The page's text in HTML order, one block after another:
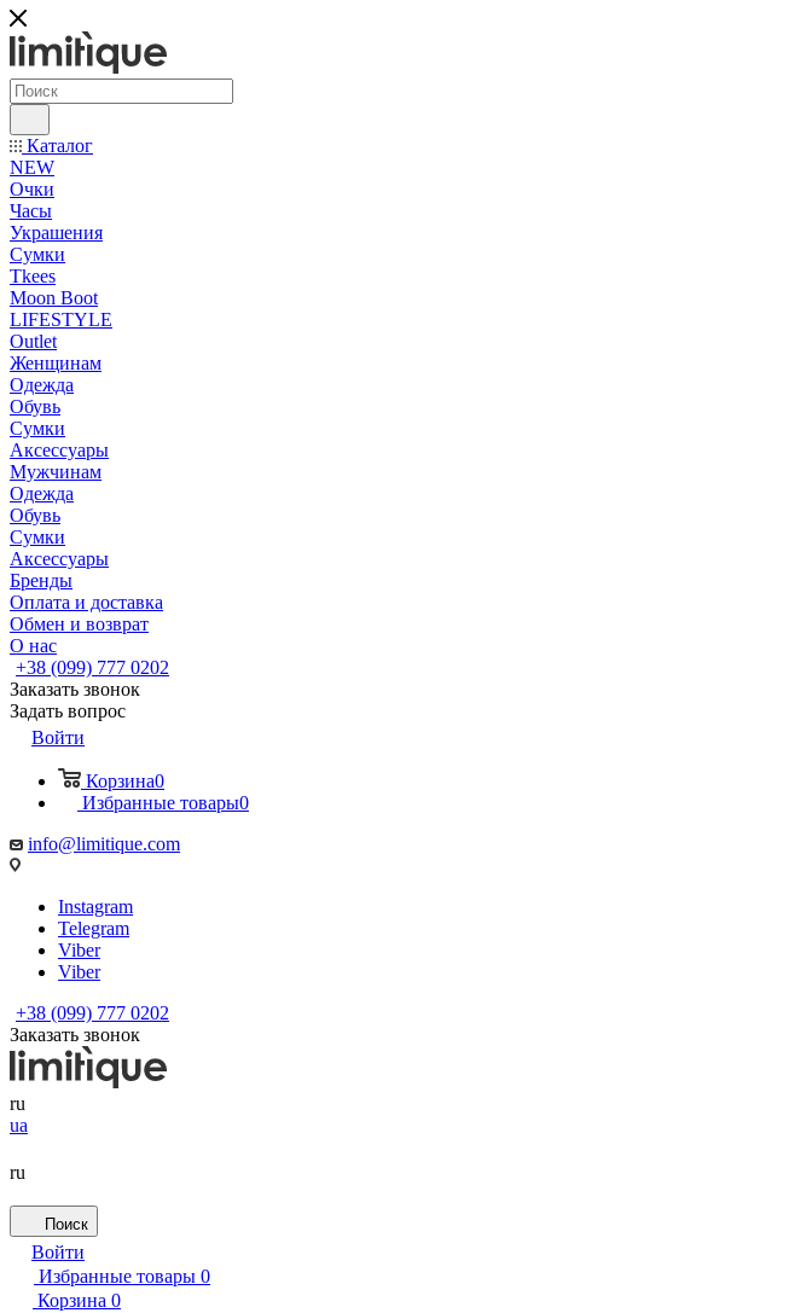
Каталог
NEW
Очки
Часы
Украшения
Сумки
Tkees
Moon Boot
LIFESTYLE
Outlet
Женщинам
Одежда
Обувь
Сумки
Аксессуары
Мужчинам
Одежда
Обувь
Сумки
Аксессуары
Бренды
Оплата и доставка
Обмен и возврат
О нас
+38 (099) 777 0202
Заказать звонок
Задать вопрос
Войти
Корзина0
Избранные товары0
info@limitique.com
Instagram
Telegram
Viber
Viber
+38 (099) 777 0202
Заказать звонок
ru
ua
ru
Поиск
Войти
Избранные товары 0
Корзина 0